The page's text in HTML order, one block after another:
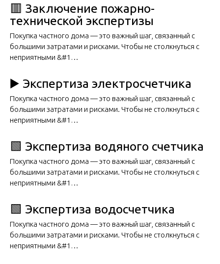
🟥 Заключение пожарно-
технической экспертизы
Покупка частного дома — это важный шаг, связанный с
большими затратами и рисками. Чтобы не столкнуться с
неприятными &#1…
▶️ Экспертиза электросчетчика
Покупка частного дома — это важный шаг, связанный с
большими затратами и рисками. Чтобы не столкнуться с
неприятными &#1…
🟩 Экспертиза водяного счетчика
Покупка частного дома — это важный шаг, связанный с
большими затратами и рисками. Чтобы не столкнуться с
неприятными &#1…
🟩 Экспертиза водосчетчика
Покупка частного дома — это важный шаг, связанный с
большими затратами и рисками. Чтобы не столкнуться с
неприятными &#1…